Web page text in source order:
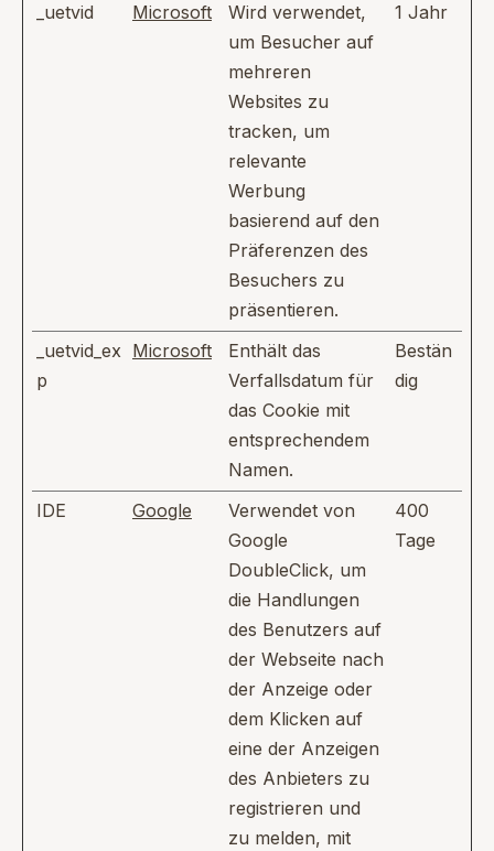
_uetvid Microsoft
Wird verwendet,
um Besucher auf
mehreren
Websites zu
tracken, um
relevante
Werbung
basierend auf den
Präferenzen des
Besuchers zu
präsentieren.
1 Jahr
_uetvid_ex
p
Microsoft
Enthält das
Verfallsdatum für
das Cookie mit
entsprechendem
Namen.
Bestän
dig
IDE Google
Verwendet von
Google
DoubleClick, um
die Handlungen
des Benutzers auf
der Webseite nach
der Anzeige oder
dem Klicken auf
eine der Anzeigen
des Anbieters zu
registrieren und
zu melden, mit
400
Tage